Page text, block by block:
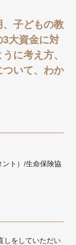
子どもの教
大資金に対
に考え方、
いて、わか
ト）/生命保険協
しをしていただい